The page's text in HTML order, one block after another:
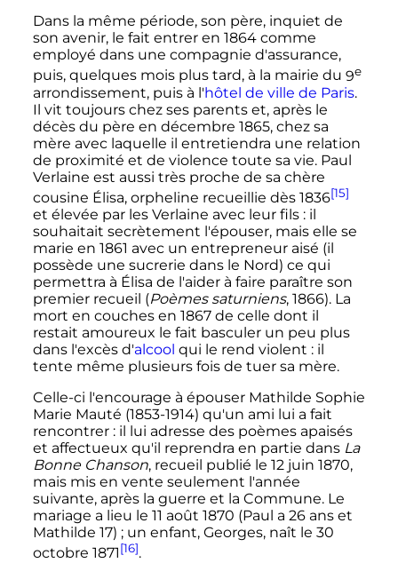
Dans la même période, son père, inquiet de
son avenir, le fait entrer en 1864 comme
employé dans une compagnie d'assurance,
puis, quelques mois plus tard, à la mairie du 9e
arrondissement, puis à l'hôtel de ville de Paris.
Il vit toujours chez ses parents et, après le
décès du père en décembre 1865, chez sa
mère avec laquelle il entretiendra une relation
de proximité et de violence toute sa vie. Paul
Verlaine est aussi très proche de sa chère
cousine Élisa, orpheline recueillie dès 1836[15]
et élevée par les Verlaine avec leur fils : il
souhaitait secrètement l'épouser, mais elle se
marie en 1861 avec un entrepreneur aisé (il
possède une sucrerie dans le Nord) ce qui
permettra à Élisa de l'aider à faire paraître son
premier recueil (Poèmes saturniens, 1866). La
mort en couches en 1867 de celle dont il
restait amoureux le fait basculer un peu plus
dans l'excès d'alcool qui le rend violent : il
tente même plusieurs fois de tuer sa mère.
Celle-ci l'encourage à épouser Mathilde Sophie
Marie Mauté (1853-1914) qu'un ami lui a fait
rencontrer : il lui adresse des poèmes apaisés
et affectueux qu'il reprendra en partie dans La
Bonne Chanson, recueil publié le 12 juin 1870,
mais mis en vente seulement l'année
suivante, après la guerre et la Commune. Le
mariage a lieu le 11 août 1870 (Paul a 26 anset
Mathilde 17) ; un enfant, Georges, naît le 30
octobre 1871[16].